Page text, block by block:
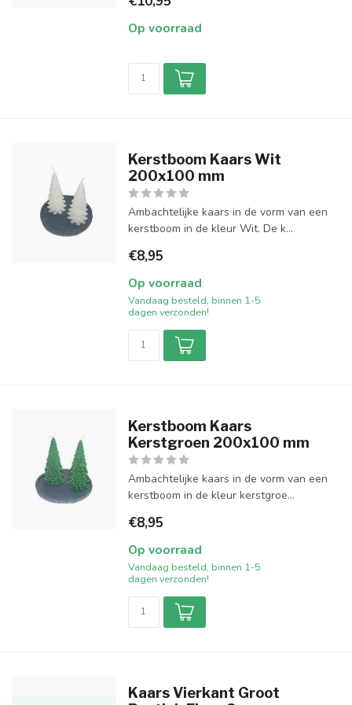
Op voorraad
Kerstboom Kaars Wit
200x100 mm
Ambachtelijke kaars in de vorm van een
kerstboom in de kleur Wit. De k...
€8,95
Op voorraad
Vandaag besteld, binnen 1-5
dagen verzonden!
Kerstboom Kaars
Kerstgroen 200x100 mm
Ambachtelijke kaars in de vorm van een
kerstboom in de kleur kerstgroe...
€8,95
Op voorraad
Vandaag besteld, binnen 1-5
dagen verzonden!
Kaars Vierkant Groot